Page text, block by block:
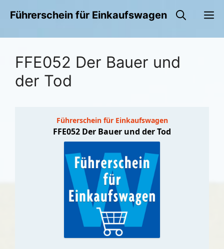
InhaltFührerschein für Einkaufswagen
FFE052 Der Bauer und
der Tod